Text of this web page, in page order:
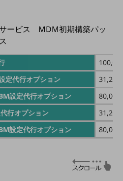
サービス MDM初期構築パッ
代行オプション
31,200
設定代行オプション
80,000
行オプション
31,200
設定代行オプション
80,000